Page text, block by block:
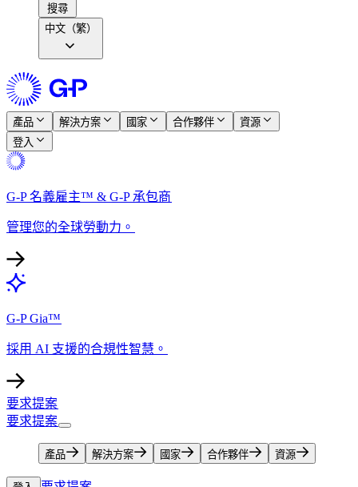
搜尋​​
中文（繁）
產品​​ 解決方案​​ 國家​​ 合作夥伴​​
資源​​
登入​​
G-P 名義雇主™ & G-P 承包商​​
管理您的全球勞動力。​​
G-P Gia™​​
採用 AI 支援的合規性智慧。​​
要求提案​​
要求提案​​
產品​​ 解決方案​​ 國家​​ 合作夥伴​​ 資源​​